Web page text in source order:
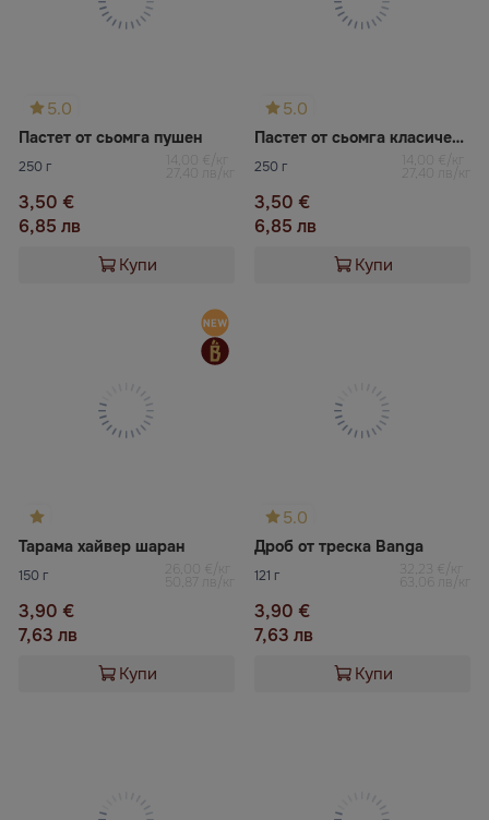
5.0
Пастет от сьомга пушен
250 г 14,00 €/кг
27,40 лв/кг
3,50 €
6,85 лв
Купи
5.0
Пастет от сьомга класически
250 г 14,00 €/кг
27,40 лв/кг
3,50 €
6,85 лв
Купи
Тарама хайвер шаран
150 г 26,00 €/кг
50,87 лв/кг
3,90 €
7,63 лв
Купи
5.0
Дроб от треска Banga
121 г 32,23 €/кг
63,06 лв/кг
3,90 €
7,63 лв
Купи